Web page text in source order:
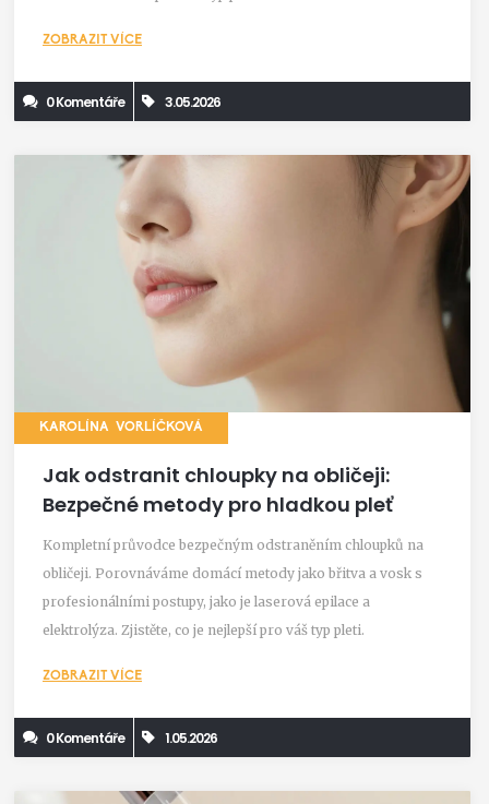
ZOBRAZIT VÍCE
0 Komentáře 3.05.2026
KAROLÍNA VORLÍČKOVÁ
Jak odstranit chloupky na obličeji:
Bezpečné metody pro hladkou pleť
Kompletní průvodce bezpečným odstraněním chloupků na
obličeji. Porovnáváme domácí metody jako břitva a vosk s
profesionálními postupy, jako je laserová epilace a
elektrolýza. Zjistěte, co je nejlepší pro váš typ pleti.
ZOBRAZIT VÍCE
0 Komentáře 1.05.2026